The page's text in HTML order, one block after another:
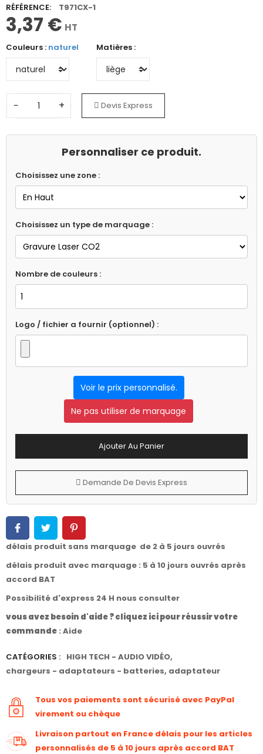
RÉFÉRENCE: T971CX-1
3,37 € HT
Couleurs : naturel Matières :
− + Devis Express
Personnaliser ce produit.
Choisissez une zone :
Choisissez un type de marquage :
Nombre de couleurs :
Logo / fichier a fournir (optionnel) :
Voir le prix personnalisé.
Ne pas utiliser de marquage
Ajouter Au Panier
Demande De Devis Express
délais produit sans marquage de 2 à 5 jours ouvrés
délais produit avec marquage : 5 à 10 jours ouvrés après
accord BAT
Possibilité d'express 24 H nous consulter
vous avez besoin d'aide ? cliquez ici pour réussir votre
commande : Aide
CATÉGORIES : HIGH TECH - AUDIO VIDÉO,
chargeurs - adaptateurs - batteries, adaptateur
Tous vos paiements sont sécurisé avec PayPal
virement ou chèque
Livraison partout en France délais pour les articles
personnalisés de 5 à 10 jours après accord BAT